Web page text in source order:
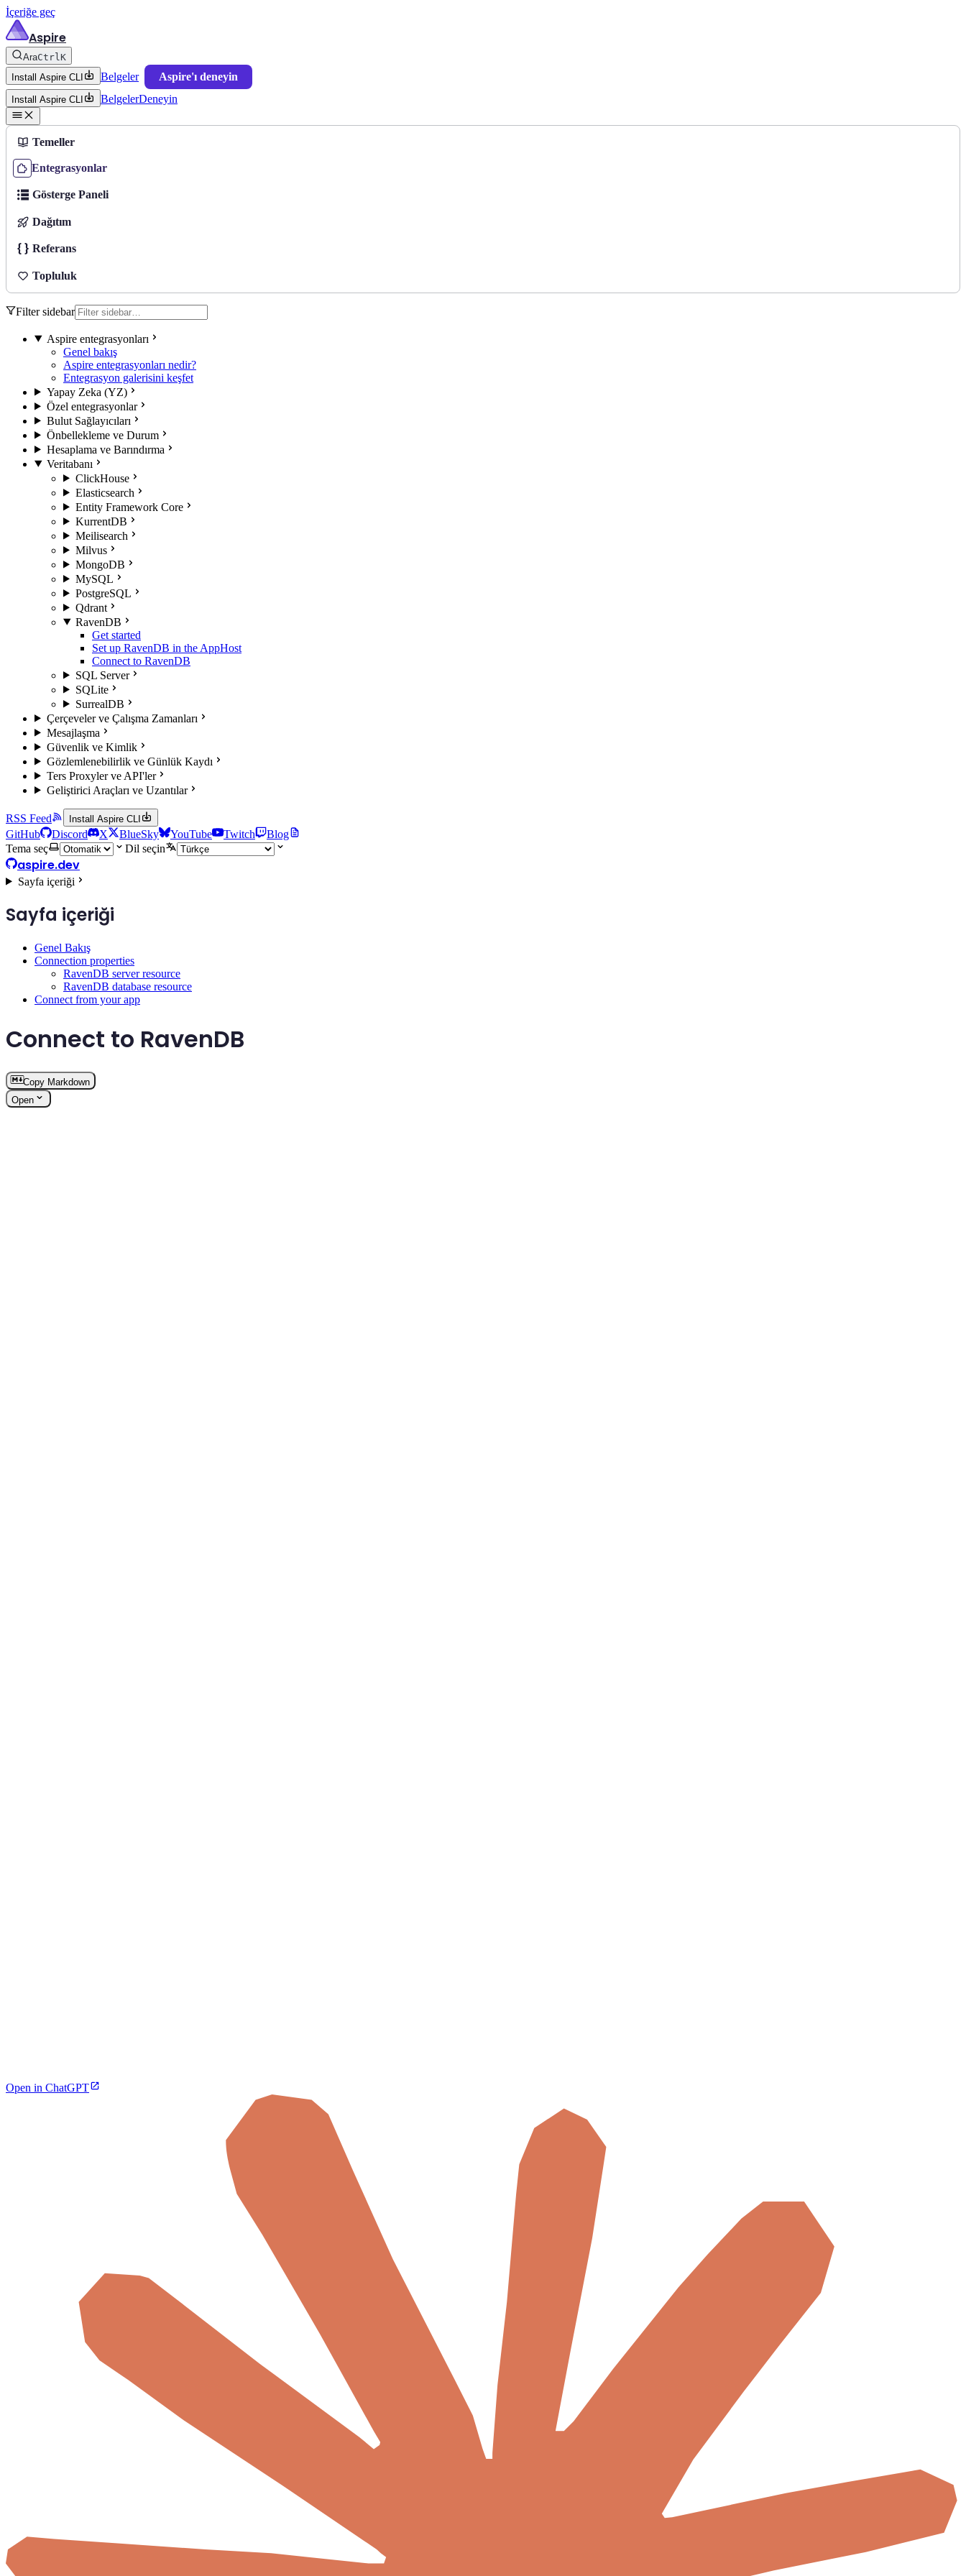
İçeriğe geç
Aspire
AraCtrlK
Install Aspire CLI
Belgeler Aspire'ı deneyin
Install Aspire CLI BelgelerDeneyin
Temeller
Entegrasyonlar
Gösterge Paneli
Dağıtım
Referans
Topluluk
Filter sidebar
Aspire entegrasyonları
Genel bakış
Aspire entegrasyonları nedir?
Entegrasyon galerisini keşfet
Yapay Zeka (YZ)
Özel entegrasyonlar
Bulut Sağlayıcıları
Önbellekleme ve Durum
Hesaplama ve Barındırma
Veritabanı
ClickHouse
Elasticsearch
Entity Framework Core
KurrentDB
Meilisearch
Milvus
MongoDB
MySQL
PostgreSQL
Qdrant
RavenDB
Get started
Set up RavenDB in the AppHost
Connect to RavenDB
SQL Server
SQLite
SurrealDB
Çerçeveler ve Çalışma Zamanları
Mesajlaşma
Güvenlik ve Kimlik
Gözlemlenebilirlik ve Günlük Kaydı
Ters Proxyler ve API'ler
Geliştirici Araçları ve Uzantılar
RSS Feed Install Aspire CLI
GitHub Discord X BlueSky YouTube Twitch
Blog
Tema seç
Dil seçin
aspire.dev
Sayfa içeriği
Sayfa içeriği
Genel Bakış
Connection properties
RavenDB server resource
RavenDB database resource
Connect from your app
Connect to RavenDB
Copy Markdown
Open
Open in ChatGPT